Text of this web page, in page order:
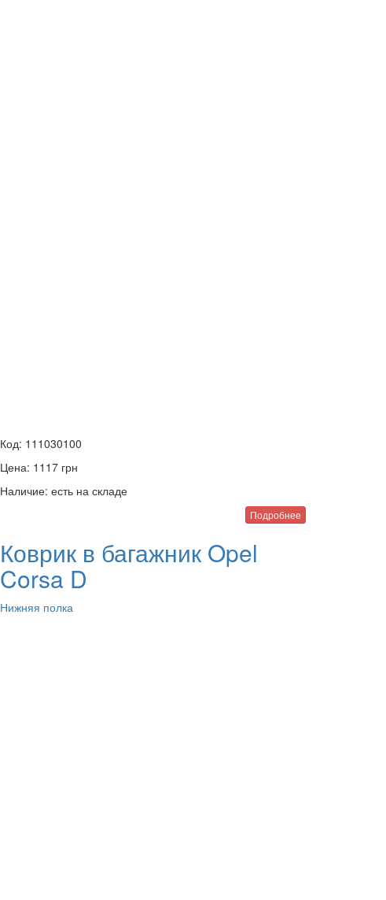
Код: 111030100
Цена: 1117 грн
Наличие: есть на складе
Подробнее
Коврик в багажник Opel
Corsa D
Нижняя полка